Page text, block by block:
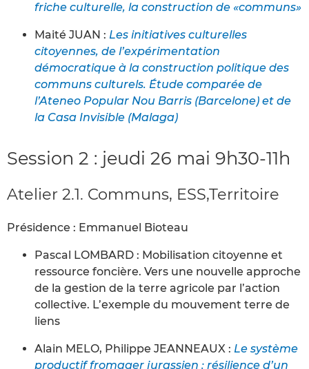
friche culturelle, la construction de «communs»
Maité JUAN : Les initiatives culturelles
citoyennes, de l’expérimentation
démocratique à la construction politique des
communs culturels. Étude comparée de
l’Ateneo Popular Nou Barris (Barcelone) et de
la Casa Invisible (Malaga)
Session 2 : jeudi 26 mai 9h30-11h
Atelier 2.1. Communs, ESS,Territoire
Présidence : Emmanuel Bioteau
Pascal LOMBARD : Mobilisation citoyenne et
ressource foncière. Vers une nouvelle approche
de la gestion de la terre agricole par l’action
collective. L’exemple du mouvement terre de
liens
Alain MELO, Philippe JEANNEAUX : Le système
productif fromager jurassien : résilience d’un